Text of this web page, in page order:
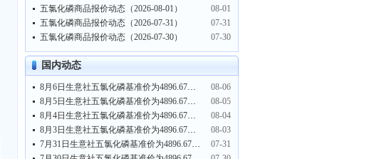
五氯化磷商品报价动态（2026-08-01）
08-01
五氯化磷商品报价动态（2026-07-31）
07-31
五氯化磷商品报价动态（2026-07-30）
07-30
国内动态
8月6日生意社五氯化磷基准价为4896.67元/吨
08-06
8月5日生意社五氯化磷基准价为4896.67元/吨
08-05
8月4日生意社五氯化磷基准价为4896.67元/吨
08-04
8月3日生意社五氯化磷基准价为4896.67元/吨
08-03
7月31日生意社五氯化磷基准价为4896.67元/吨
07-31